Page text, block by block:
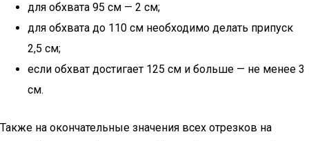
для обхвата 95 см — 2 см;
для обхвата до 110 см необходимо делать припуск
2,5 см;
если обхват достигает 125 см и больше — не менее 3
см.
Также на окончательные значения всех отрезков на